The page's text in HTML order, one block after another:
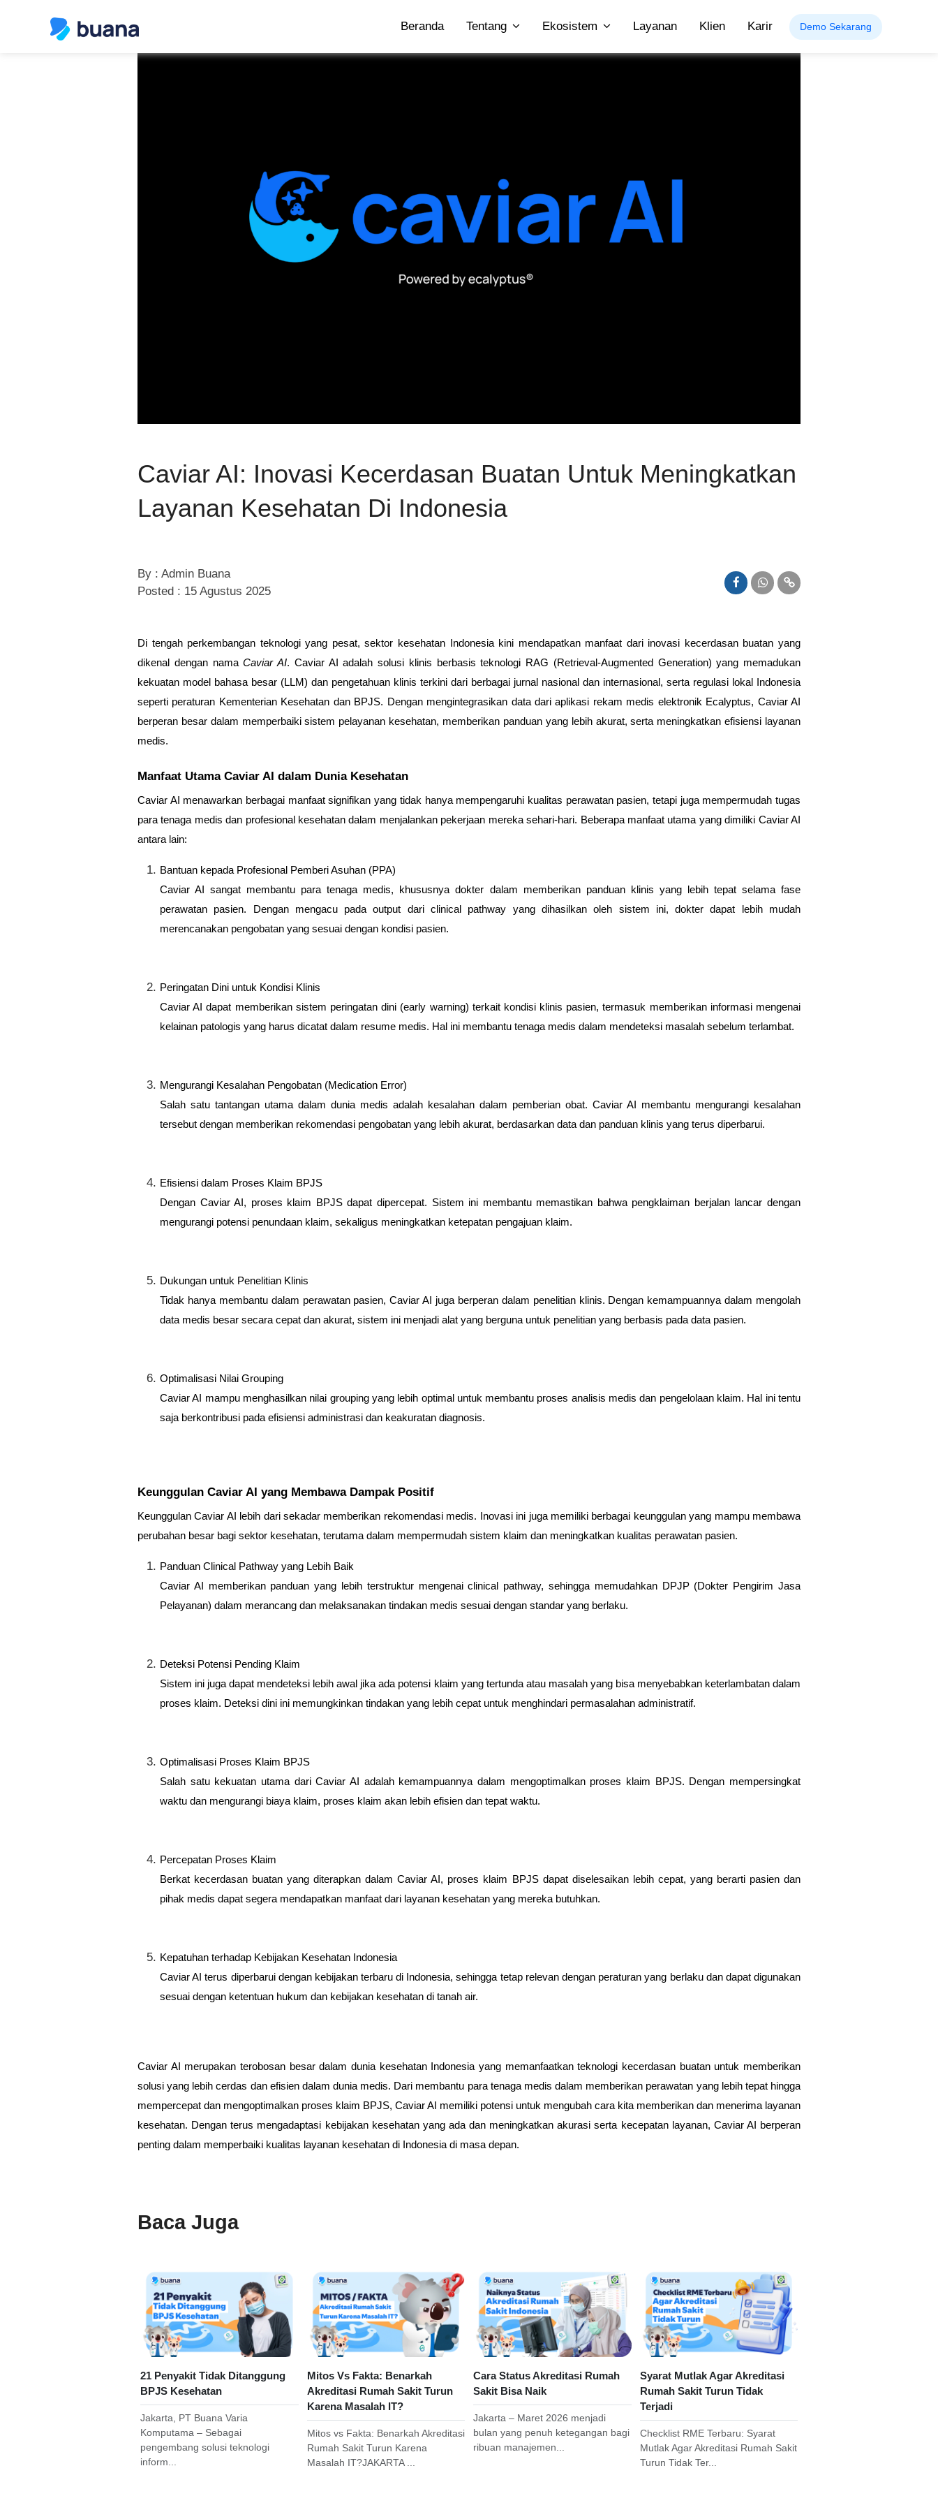
Beranda Tentang Ekosistem Layanan Klien Karir Demo Sekarang
Caviar AI: Inovasi Kecerdasan Buatan Untuk Meningkatkan
Layanan Kesehatan Di Indonesia
By : Admin Buana
Posted : 15 Agustus 2025
Di tengah perkembangan teknologi yang pesat, sektor kesehatan Indonesia kini mendapatkan manfaat dari inovasi kecerdasan buatan yang
dikenal dengan namaCaviar AI. Caviar AI adalah solusi klinis berbasis teknologi RAG (Retrieval-Augmented Generation) yang memadukan
kekuatan model bahasa besar (LLM) dan pengetahuan klinis terkini dari berbagai jurnal nasional dan internasional, serta regulasi lokal Indonesia
seperti peraturan Kementerian Kesehatan dan BPJS. Dengan mengintegrasikan data dari aplikasi rekam medis elektronik Ecalyptus, Caviar AI
berperan besar dalam memperbaiki sistem pelayanan kesehatan, memberikan panduan yang lebih akurat, serta meningkatkan efisiensi layanan
medis.
Manfaat Utama Caviar AI dalam Dunia Kesehatan
Caviar AI menawarkan berbagai manfaat signifikan yang tidak hanya mempengaruhi kualitas perawatan pasien, tetapi juga mempermudah tugas
para tenaga medis dan profesional kesehatan dalam menjalankan pekerjaan mereka sehari-hari. Beberapa manfaat utama yang dimiliki Caviar AI
antara lain:
Bantuan kepada Profesional Pemberi Asuhan (PPA)
Caviar AI sangat membantu para tenaga medis, khususnya dokter dalam memberikan panduan klinis yang lebih tepat selama fase
perawatan pasien. Dengan mengacu pada output dari clinical pathway yang dihasilkan oleh sistem ini, dokter dapat lebih mudah
merencanakan pengobatan yang sesuai dengan kondisi pasien.
Peringatan Dini untuk Kondisi Klinis
Caviar AI dapat memberikan sistem peringatan dini (early warning) terkait kondisi klinis pasien, termasuk memberikan informasi mengenai
kelainan patologis yang harus dicatat dalam resume medis. Hal ini membantu tenaga medis dalam mendeteksi masalah sebelum terlambat.
Mengurangi Kesalahan Pengobatan (Medication Error)
Salah satu tantangan utama dalam dunia medis adalah kesalahan dalam pemberian obat. Caviar AI membantu mengurangi kesalahan
tersebut dengan memberikan rekomendasi pengobatan yang lebih akurat, berdasarkan data dan panduan klinis yang terus diperbarui.
Efisiensi dalam Proses Klaim BPJS
Dengan Caviar AI, proses klaim BPJS dapat dipercepat. Sistem ini membantu memastikan bahwa pengklaiman berjalan lancar dengan
mengurangi potensi penundaan klaim, sekaligus meningkatkan ketepatan pengajuan klaim.
Dukungan untuk Penelitian Klinis
Tidak hanya membantu dalam perawatan pasien, Caviar AI juga berperan dalam penelitian klinis. Dengan kemampuannya dalam mengolah
data medis besar secara cepat dan akurat, sistem ini menjadi alat yang berguna untuk penelitian yang berbasis pada data pasien.
Optimalisasi Nilai Grouping
Caviar AI mampu menghasilkan nilai grouping yang lebih optimal untuk membantu proses analisis medis dan pengelolaan klaim. Hal ini tentu
saja berkontribusi pada efisiensi administrasi dan keakuratan diagnosis.
Keunggulan Caviar AI yang Membawa Dampak Positif
Keunggulan Caviar AI lebih dari sekadar memberikan rekomendasi medis. Inovasi ini juga memiliki berbagai keunggulan yang mampu membawa
perubahan besar bagi sektor kesehatan, terutama dalam mempermudah sistem klaim dan meningkatkan kualitas perawatan pasien.
Panduan Clinical Pathway yang Lebih Baik
Caviar AI memberikan panduan yang lebih terstruktur mengenai clinical pathway, sehingga memudahkan DPJP (Dokter Pengirim Jasa
Pelayanan) dalam merancang dan melaksanakan tindakan medis sesuai dengan standar yang berlaku.
Deteksi Potensi Pending Klaim
Sistem ini juga dapat mendeteksi lebih awal jika ada potensi klaim yang tertunda atau masalah yang bisa menyebabkan keterlambatan dalam
proses klaim. Deteksi dini ini memungkinkan tindakan yang lebih cepat untuk menghindari permasalahan administratif.
Optimalisasi Proses Klaim BPJS
Salah satu kekuatan utama dari Caviar AI adalah kemampuannya dalam mengoptimalkan proses klaim BPJS. Dengan mempersingkat
waktu dan mengurangi biaya klaim, proses klaim akan lebih efisien dan tepat waktu.
Percepatan Proses Klaim
Berkat kecerdasan buatan yang diterapkan dalam Caviar AI, proses klaim BPJS dapat diselesaikan lebih cepat, yang berarti pasien dan
pihak medis dapat segera mendapatkan manfaat dari layanan kesehatan yang mereka butuhkan.
Kepatuhan terhadap Kebijakan Kesehatan Indonesia
Caviar AI terus diperbarui dengan kebijakan terbaru di Indonesia, sehingga tetap relevan dengan peraturan yang berlaku dan dapat digunakan
sesuai dengan ketentuan hukum dan kebijakan kesehatan di tanah air.
Caviar AI merupakan terobosan besar dalam dunia kesehatan Indonesia yang memanfaatkan teknologi kecerdasan buatan untuk memberikan
solusi yang lebih cerdas dan efisien dalam dunia medis. Dari membantu para tenaga medis dalam memberikan perawatan yang lebih tepat hingga
mempercepat dan mengoptimalkan proses klaim BPJS, Caviar AI memiliki potensi untuk mengubah cara kita memberikan dan menerima layanan
kesehatan. Dengan terus mengadaptasi kebijakan kesehatan yang ada dan meningkatkan akurasi serta kecepatan layanan, Caviar AI berperan
penting dalam memperbaiki kualitas layanan kesehatan di Indonesia di masa depan.
Baca Juga
21 Penyakit Tidak Ditanggung
BPJS Kesehatan
Jakarta, PT Buana Varia
Komputama – Sebagai
pengembang solusi teknologi
inform...
Mitos Vs Fakta: Benarkah
Akreditasi Rumah Sakit Turun
Karena Masalah IT?
Mitos vs Fakta: Benarkah Akreditasi
Rumah Sakit Turun Karena
Masalah IT?JAKARTA ...
Cara Status Akreditasi Rumah
Sakit Bisa Naik
Jakarta – Maret 2026 menjadi
bulan yang penuh ketegangan bagi
ribuan manajemen...
Syarat Mutlak Agar Akreditasi
Rumah Sakit Turun Tidak
Terjadi
Checklist RME Terbaru: Syarat
Mutlak Agar Akreditasi Rumah Sakit
Turun Tidak Ter...